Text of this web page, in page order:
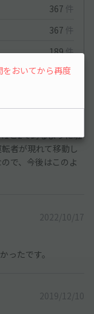
367 件
367 件
189件
ます。ただ、自分
1と2で跨るように駐
者が現れて移動し
で、今後はこのよ
2022/10/17
ったです。
2019/12/10
おいてから再度